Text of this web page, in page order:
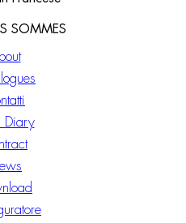
SOMMES
Diary